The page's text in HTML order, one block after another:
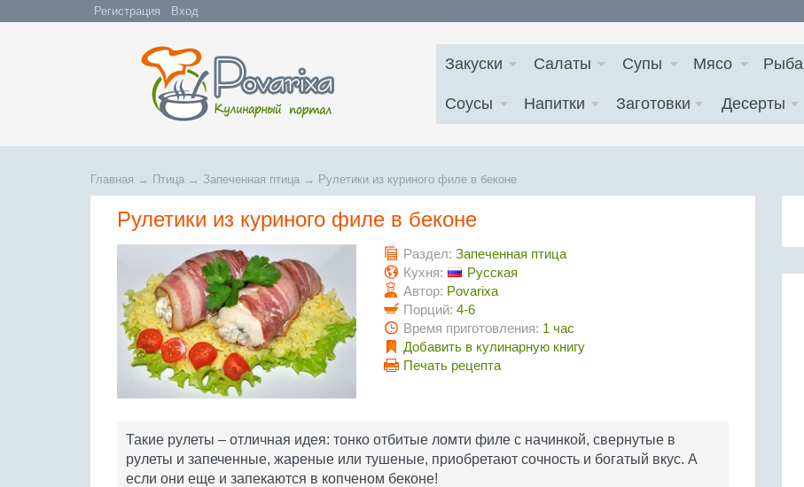
Регистрация Вход
Закуски Салаты Супы Мясо Рыба
Соусы Напитки Заготовки Десерты
Главная → Птица → Запеченная птица → Рулетики из куриного филе в беконе
Рулетики из куриного филе в беконе
Раздел: Запеченная птица
Кухня:
Русская
Автор: Povarixa
Порций: 4-6
Время приготовления: 1 час
Добавить в кулинарную книгу
Печать рецепта
Такие рулеты – отличная идея: тонко отбитые ломти филе с начинкой, свернутые в
рулеты и запеченные, жареные или тушеные, приобретают сочность и богатый вкус. А
если они еще и запекаются в копченом беконе!